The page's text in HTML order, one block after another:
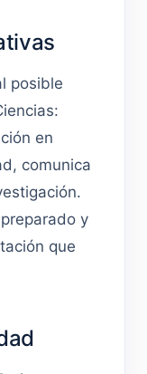
posible
en
comunica
y
que